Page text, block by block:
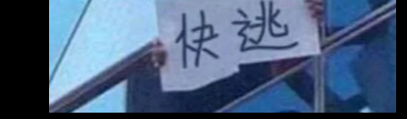
透過《中華民國師資培育統計年報》推估，預測
2028年 自然科老師將歸零，不再有新血！ 教職
工作本來就是道窄門，要取得正式教師資格，須
先從師範體系畢業或修滿教育學程；